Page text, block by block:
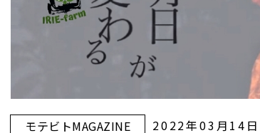
モテビトMAGAZINE 2022年03月14日